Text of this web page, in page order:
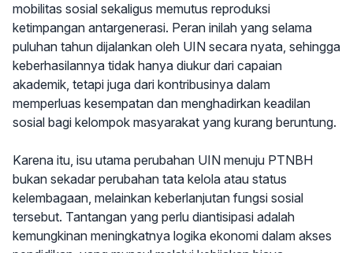
mobilitas sosial sekaligus memutus reproduksi
ketimpangan antargenerasi. Peran inilah yang selama
puluhan tahun dijalankan oleh UIN secara nyata, sehingga
keberhasilannya tidak hanya diukur dari capaian
akademik, tetapi juga dari kontribusinya dalam
memperluas kesempatan dan menghadirkan keadilan
sosial bagi kelompok masyarakat yang kurang beruntung.
Karena itu, isu utama perubahan UIN menuju PTNBH
bukan sekadar perubahan tata kelola atau status
kelembagaan, melainkan keberlanjutan fungsi sosial
tersebut. Tantangan yang perlu diantisipasi adalah
kemungkinan meningkatnya logika ekonomi dalam akses